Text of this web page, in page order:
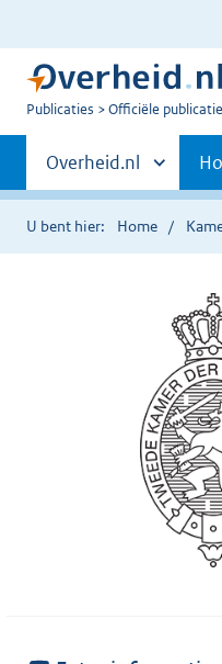
U
Publicaties Officiële
Primaire
navigatie
Andere
sites
binnen
Overheid.nl
U bent hier: Home